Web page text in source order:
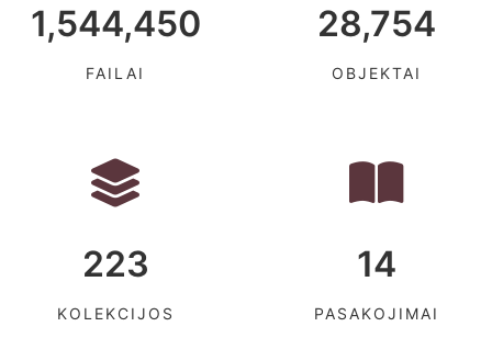
1,544,450
FAILAI
28,754
OBJEKTAI
223
KOLEKCIJOS
14
PASAKOJIMAI